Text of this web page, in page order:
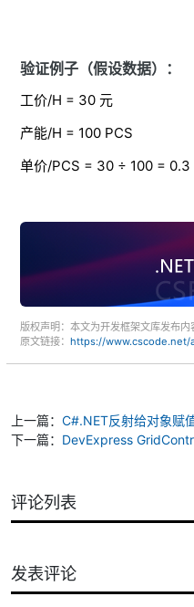
验证例子（假设数据）：
工价/H = 30 元
产能/H = 100 PCS
单价/PCS = 30 ÷ 100 = 0.3
版权声明：本文为开发框架文库发布
原文链接： https://www.cscode.net/
上一篇： C#.NET反射给对象赋
下一篇： DevExpress
评论列表
发表评论